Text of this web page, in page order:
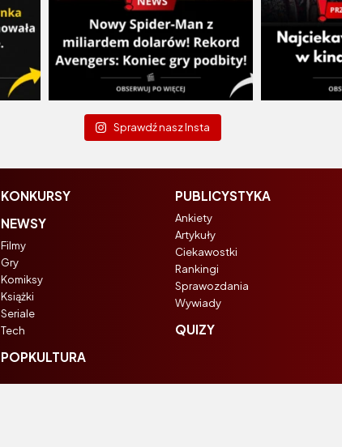
Sprawdź nasz Insta
KONKURSY
NEWSY
Filmy
Gry
Komiksy
Książki
Seriale
Tech
POPKULTURA
PUBLICYSTYKA
Ankiety
Artykuły
Ciekawostki
Rankingi
Sprawozdania
Wywiady
QUIZY